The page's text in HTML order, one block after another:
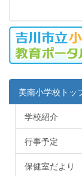
美南小学校トッ
学校紹介
行事予定
保健室だより